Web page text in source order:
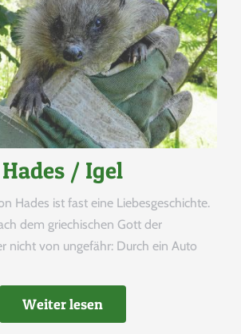
Hades / Igel
Hades ist fast eine Liebesgeschichte.
dem griechischen Gott der
nicht von ungefähr: Durch ein Auto
Weiter lesen